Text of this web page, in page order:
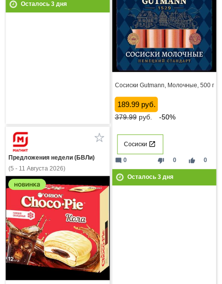
Осталось 3дня
Сосиски Gutmann, Молочные, 500 г
189.99 руб.
379.99руб. -50%
Сосиски
thumb_down 0 thumb_up 0
mode_comment 0
Осталось 3дня
Предложения недели (БВЛи)
(5 - 11 Августа 2026)